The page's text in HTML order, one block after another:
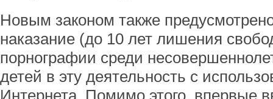
Новым законом также
наказание (до 10 лет лишения
порнографии среди
детей в эту деятельность с
Интернета. Помимо этого, впервые